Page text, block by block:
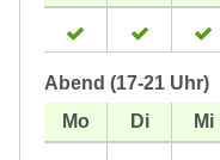
Abend (17-21 Uhr)